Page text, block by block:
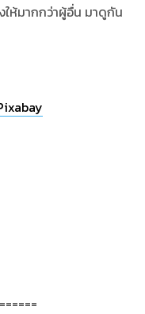
ให้มากกว่าผู้อื่น มาดูกัน